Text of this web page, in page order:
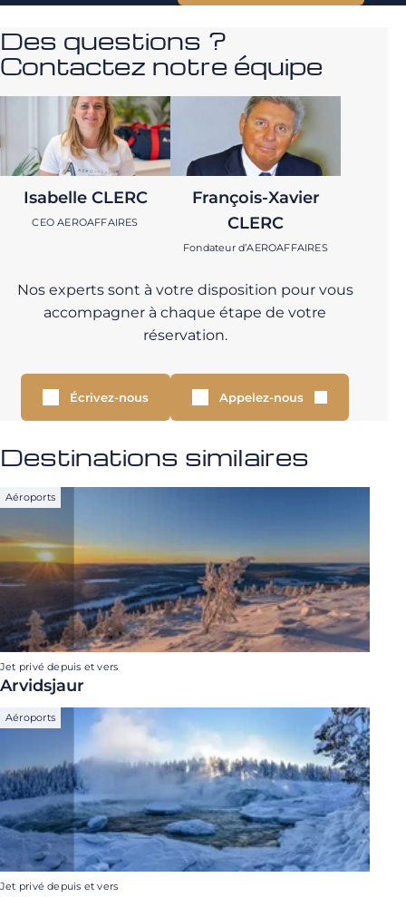
Des questions ?
Contactez notre équipe
Isabelle CLERC
CEO AEROAFFAIRES
François-Xavier
CLERC
Fondateur d’AEROAFFAIRES
Nos experts sont à votre disposition pour vous
accompagner à chaque étape de votre
réservation.
Écrivez-nous Appelez-nous
Destinations similaires
Aéroports
Jet privé depuis et vers
Arvidsjaur
Aéroports
Jet privé depuis et vers